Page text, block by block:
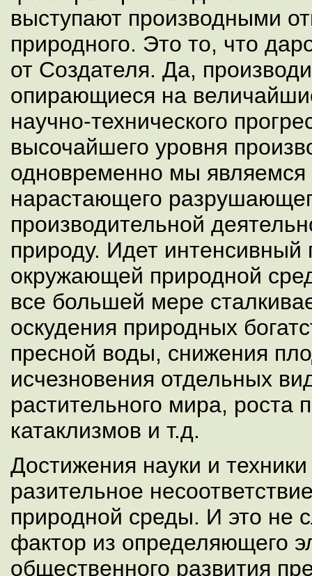
выступают производными
природного. Это то, что
от Создателя. Да,
опирающиеся на
научно-технического
высочайшего уровня
одновременно мы являемся
нарастающего
производительной
природу. Идет интенсивный
окружающей природной
все большей мере
оскудения природных
пресной воды, снижения
исчезновения отдельных
растительного мира, роста
катаклизмов и т.д.
Достижения науки и
разительное
природной среды. И это не
фактор из определяющего
общественного развития